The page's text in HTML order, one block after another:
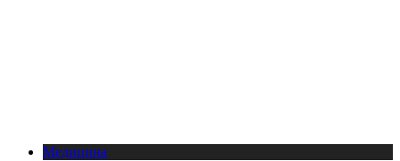
Медицина